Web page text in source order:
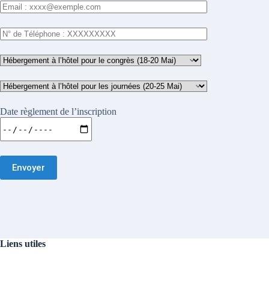
Date règlement de l’inscription
Liens utiles